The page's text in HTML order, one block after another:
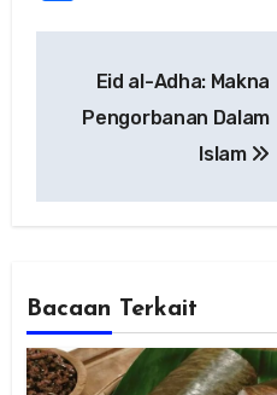
navigation
Eid al-Adha: Makna
Pengorbanan Dalam
Islam
Bacaan Terkait